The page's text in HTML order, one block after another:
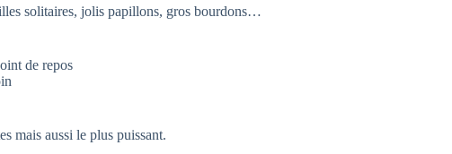
solitaires, jolis papillons, gros bourdons…
de repos
mais aussi le plus puissant.